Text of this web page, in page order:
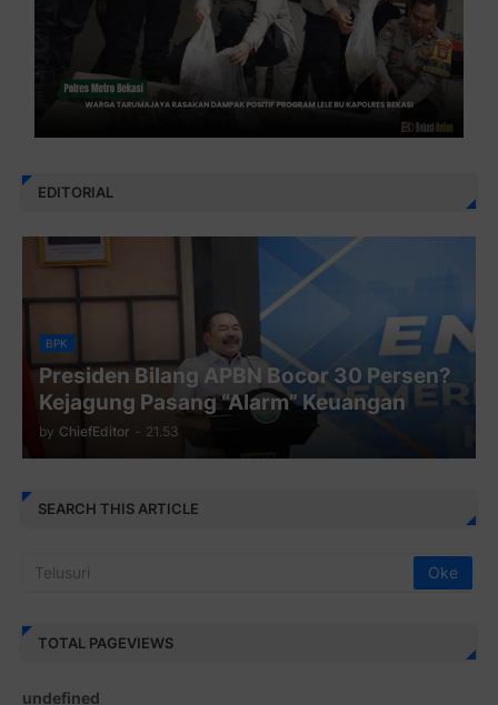
EDITORIAL
BPK
Presiden Bilang APBN Bocor 30 Persen?
Kejagung Pasang “Alarm” Keuangan
by ChiefEditor - 21.53
SEARCH THIS ARTICLE
TOTAL PAGEVIEWS
undefined